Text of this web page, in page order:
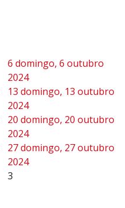
6 domingo, 6 outubro
2024
13 domingo, 13 outubro
2024
20 domingo, 20 outubro
2024
27domingo, 27 outubro
2024
3